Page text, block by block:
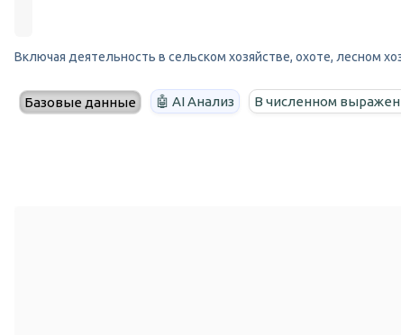
Включая деятельность в сельском хозяйстве, охоте, лесном
Базовые данные 🤖 AI Анализ В численном